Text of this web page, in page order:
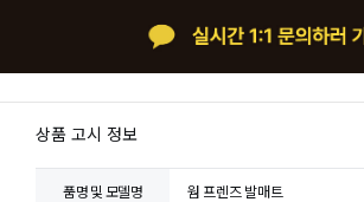
상품 고시 정보
품명 및 모델명 웜 프렌즈 발매트